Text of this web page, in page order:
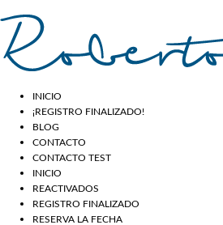
INICIO
¡REGISTRO FINALIZADO!
BLOG
CONTACTO
CONTACTO TEST
INICIO
REACTIVADOS
REGISTRO FINALIZADO
RESERVA LA FECHA